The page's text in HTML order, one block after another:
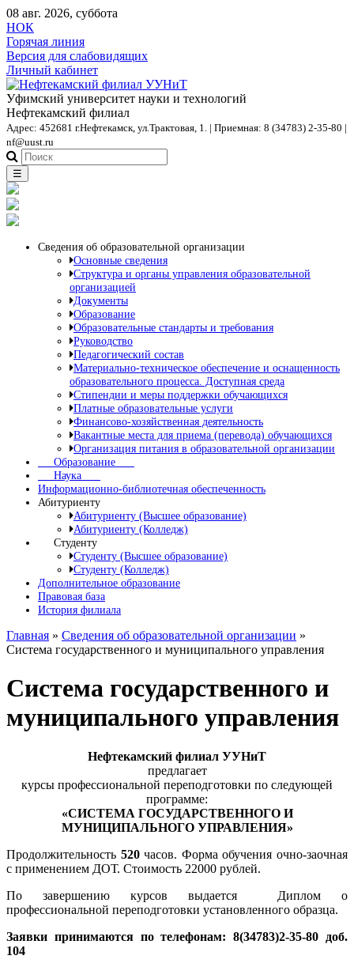
08 авг. 2026, суббота
НОК
Горячая линия
Версия для слабовидящих
Личный кабинет
Уфимский университет науки и технологий
Нефтекамский филиал
Адрес: 452681 г.Нефтекамск, ул.Трактовая, 1. | Приемная: 8 (34783) 2-35-80 |
nf@uust.ru
☰
Сведения об образовательной организации
Основные сведения
Структура и органы управления образовательной
организацией
Документы
Образование
Образовательные стандарты и требования
Руководство
Педагогический состав
Материально-техническое обеспечение и оснащенность
образовательного процесса. Доступная среда
Стипендии и меры поддержки обучающихся
Платные образовательные услуги
Финансово-хозяйственная деятельность
Вакантные места для приема (перевода) обучающихся
Организация питания в образовательной организации
Образование
Наука
Информационно-библиотечная обеспеченность
Абитуриенту
Абитуриенту (Высшее образование)
Абитуриенту (Колледж)
Студенту
Студенту (Высшее образование)
Студенту (Колледж)
Дополнительное образование
Правовая база
История филиала
Главная » Сведения об образовательной организации »
Система государственного и муниципального управления
Система государственного и
муниципального управления
Нефтекамский филиал УУНиТ
предлагает
курсы профессиональной переподготовки по следующей
программе:
«СИСТЕМА ГОСУДАРСТВЕННОГО И
МУНИЦИПАЛЬНОГО УПРАВЛЕНИЯ»
Продолжительность 520часов. Форма обучения очно-заочная
с применением ДОТ. Стоимость 22000 рублей.
По завершению курсов выдается Диплом о
профессиональной переподготовки установленного образца.
Заявки принимаются по телефонам: 8(34783)2-35-80 доб.
104